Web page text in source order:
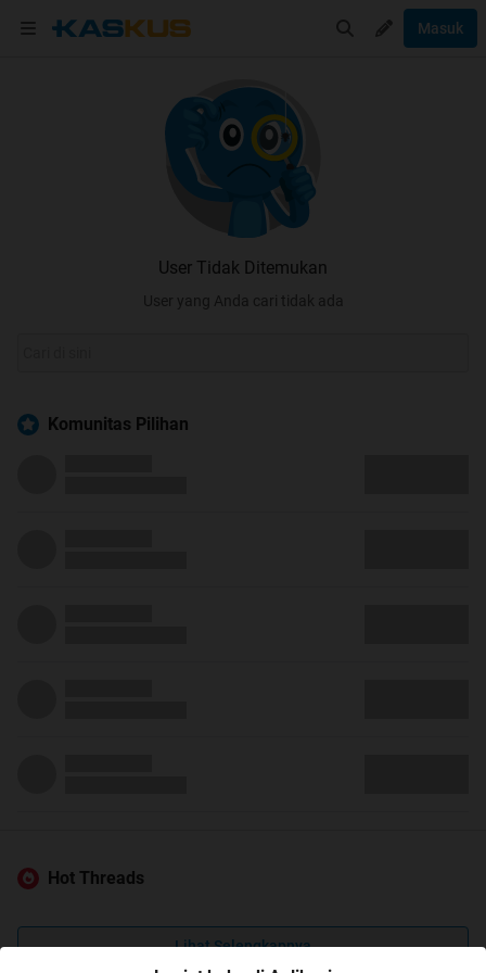
Masuk
User Tidak Ditemukan
User yang Anda cari tidak ada
Komunitas Pilihan
Hot Threads
Lihat Selengkapnya